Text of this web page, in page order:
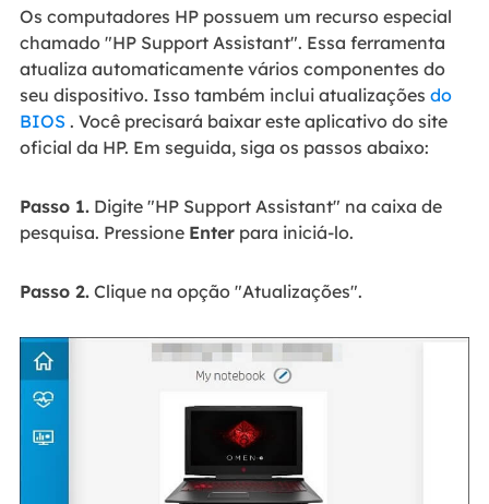
Os computadores HP possuem um recurso especial
chamado "HP Support Assistant". Essa ferramenta
atualiza automaticamente vários componentes do
seu dispositivo. Isso também inclui atualizações do
BIOS . Você precisará baixar este aplicativo do site
oficial da HP. Em seguida, siga os passos abaixo:
Passo 1.Digite "HP Support Assistant" na caixa de
pesquisa. Pressione Enterpara iniciá-lo.
Passo 2.Clique na opção "Atualizações".